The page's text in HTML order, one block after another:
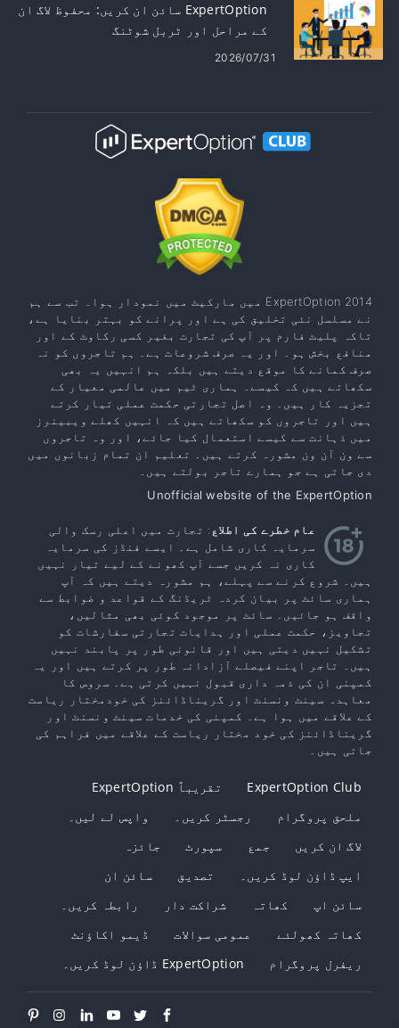
ExpertOption سائن ان کریں: محفوظ لاگ ان
کے مراحل اور ٹربل شوٹنگ
2026/07/31
ExpertOption 2014 میں مارکیٹ میں نمودار ہوا۔ تب سے ہم
نے مسلسل نئی تخلیق کی ہے اور پرانے کو بہتر بنایا ہے،
تاکہ پلیٹ فارم پر آپ کی تجارت بغیر کسی رکاوٹ کے اور
منافع بخش ہو۔ اور یہ صرف شروعات ہے۔ ہم تاجروں کو نہ
صرف کمانے کا موقع دیتے ہیں بلکہ ہم انہیں یہ بھی
سکھاتے ہیں کہ کیسے۔ ہماری ٹیم میں عالمی معیار کے
تجزیہ کار ہیں۔ وہ اصل تجارتی حکمت عملی تیار کرتے
ہیں اور تاجروں کو سکھاتے ہیں کہ انہیں کھلے ویبینرز
میں ذہانت سے کیسے استعمال کیا جائے، اور وہ تاجروں
سے ون آن ون مشورہ کرتے ہیں۔ تعلیم ان تمام زبانوں میں
دی جاتی ہے جو ہمارے تاجر بولتے ہیں۔
Unofficial website of the ExpertOption
عام خطرے کی اطلاع : تجارت میں اعلی رسک والی
سرمایہ کاری شامل ہے۔ ایسے فنڈز کی سرمایہ
کاری نہ کریں جسے آپ کھونے کے لیے تیار نہیں
ہیں۔ شروع کرنے سے پہلے، ہم مشورہ دیتے ہیں کہ آپ
ہماری سائٹ پر بیان کردہ ٹریڈنگ کے قواعد و ضوابط سے
واقف ہو جائیں۔ سائٹ پر موجود کوئی بھی مثالیں،
تجاویز، حکمت عملی اور ہدایات تجارتی سفارشات کو
تشکیل نہیں دیتی ہیں اور قانونی طور پر پابند نہیں
ہیں۔ تاجر اپنے فیصلے آزادانہ طور پر کرتے ہیں اور یہ
کمپنی ان کی ذمہ داری قبول نہیں کرتی ہے۔ سروس کا
معاہدہ سینٹ ونسنٹ اور گریناڈائنز کی خودمختار ریاست
کے علاقے میں ہوا ہے۔ کمپنی کی خدمات سینٹ ونسنٹ اور
گریناڈائنز کی خود مختار ریاست کے علاقے میں فراہم کی
جاتی ہیں۔
ExpertOption Club
تقریباً ExpertOption
ملحق پروگرام
رجسٹر کریں۔
واپس لے لیں۔
لاگ ان کریں
جمع سپورٹ
جائزہ
ایپ ڈاؤن لوڈ کریں۔
تصدیق
سائن ان
سائن اپ
کھاتہ شراکت دار
رابطہ کریں۔
کھاتہ کھولئے
عمومی سوالات
ڈیمو اکاؤنٹ
ریفرل پروگرام
ExpertOption ڈاؤن لوڈ کریں۔